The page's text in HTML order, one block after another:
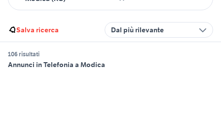
Salva ricerca Dal più rilevante
106 risultati
Annunci in Telefonia a Modica